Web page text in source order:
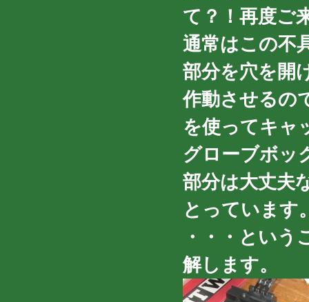
て？！再度ご
通常はこの不
部分を穴を開
作動させるの
を使ってキャ
グローブボッ
部分は大丈夫
とっています
・・・とい
解します。